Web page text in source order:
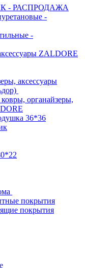
- РАСПРОДАЖА
-
-
ZALDORE
аксессуары
органайзеры,
36*36
покрытия
покрытия